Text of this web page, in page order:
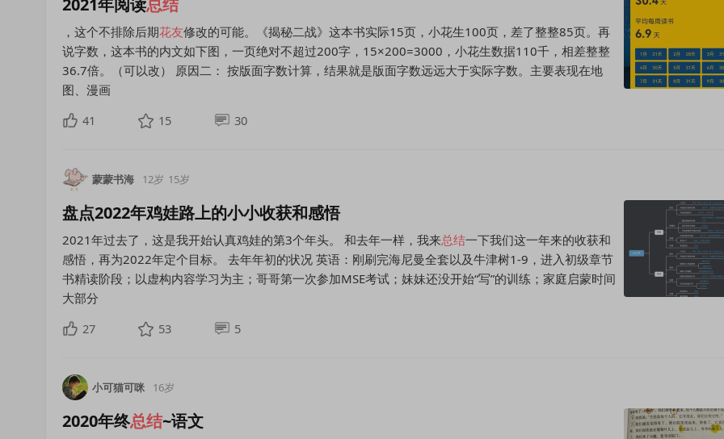
2021年阅读总结
，这个不排除后期花友修改的可能。《揭秘二战》这本书实际15页，小花生100页，差了整整85页。再
说字数，这本书的内文如下图，一页绝对不超过200字，15×200=3000，小花生数据110千，相差整整
36.7倍。（可以改） 原因二： 按版面字数计算，结果就是版面字数远远大于实际字数。主要表现在地
图、漫画
41
15 30
蒙蒙书海 12岁 15岁
盘点2022年鸡娃路上的小小收获和感悟
2021年过去了，这是我开始认真鸡娃的第3个年头。 和去年一样，我来总结一下我们这一年来的收获和
感悟，再为2022年定个目标。 去年年初的状况 英语：刚刷完海尼曼全套以及牛津树1-9，进入初级章节
书精读阶段；以虚构内容学习为主；哥哥第一次参加MSE考试；妹妹还没开始“写”的训练；家庭启蒙时间
大部分
27
53 5
小可猫可咪 16岁
2020年终总结~语文